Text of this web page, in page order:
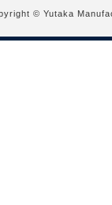
© Yutaka